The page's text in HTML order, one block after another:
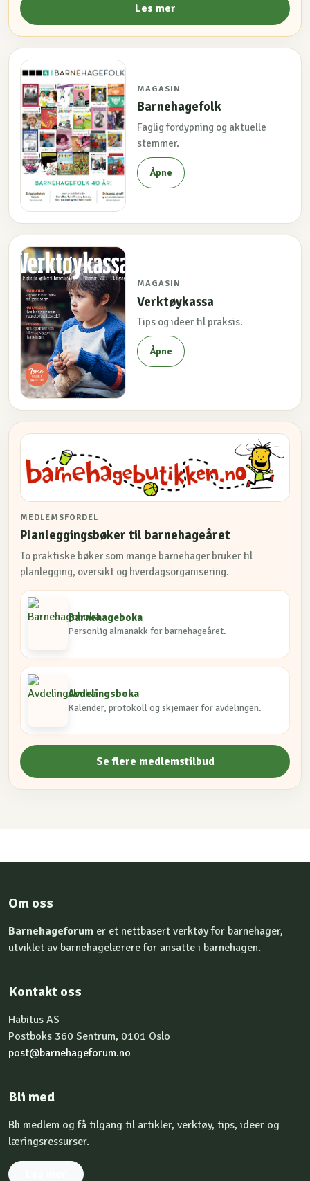
Les mer
MAGASIN
Barnehagefolk
Faglig fordypning og aktuelle
stemmer.
Åpne
MAGASIN
Verktøykassa
Tips og ideer til praksis.
Åpne
MEDLEMSFORDEL
Planleggingsbøker til barnehageåret
To praktiske bøker som mange barnehager bruker til
planlegging, oversikt og hverdagsorganisering.
Barnehageboka
Personlig almanakk for barnehageåret.
Avdelingsboka
Kalender, protokoll og skjemaer for avdelingen.
Se flere medlemstilbud
Om oss
Barnehageforum er et nettbasert verktøy for barnehager,
utviklet av barnehagelærere for ansatte i barnehagen.
Kontakt oss
Habitus AS
Postboks 360 Sentrum, 0101 Oslo
post@barnehageforum.no
Bli med
Bli medlem og få tilgang til artikler, verktøy, tips, ideer og
læringsressurser.